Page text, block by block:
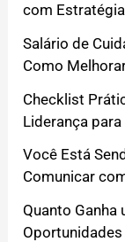
com
Salário de
Como
Checklist
Liderança
Você Está
Comunicar
Quanto Ganha
Oportunidades